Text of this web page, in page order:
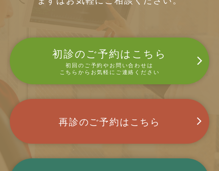
初診のご予約はこちら
初回のご予約やお問い合わせは
こちらからお気軽にご連絡ください
再診のご予約はこちら